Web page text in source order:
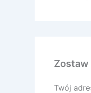
Zostaw
Twój